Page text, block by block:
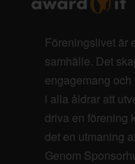
Föreningslivet är
samhälle. Det
engagemang
i alla åldrar att
driva en förening
det en utmaning
Genom